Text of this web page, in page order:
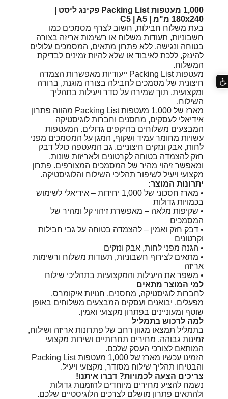
1,000 מעטפות Packing List פקינג ליסט |
180x240 מ"מ | C5 | A5
בעת משלוח חבילות, חשוב לצרף מסמכים כמו
חשבוניות, תעודות משלוח או רשימות אריזה בצורה
בטוחה ונגישה. ללא פתרון מתאים, המסמכים עלולים
להינזק, ללכת לאיבוד או שלא להיות זמינים לבדיקת
המשלוח.
מעטפות Packing List ייעודיות מאפשרות הצמדה
חיצונית של מסמכים לחבילה בצורה מוגנת, ברורה
ומקצועית, תוך שמירה על סדר ויעילות בתהליך
השילוח.
מארז של 1,000 מעטפות Packing List מהווה פתרון
אידיאלי לעסקים, מחסנים וחברות לוגיסטיקה
המבצעים משלוחים בהיקפים גדולים. המעטפות
עשויות מחומר עמיד ושקוף, המגן על המסמכים מפני
לחות, אבק ונזקים חיצוניים. גב המעטפה כולל דבק
חזק להצמדה בטוחה לקרטונים ולאריזות שונות,
ומאפשר זיהוי מהיר של המסמכים המצורפים. פתרון
מקצועי ויעיל לשיפור תהליכי השילוח והלוגיסטיקה.
יתרונות המוצר:
• מארז חסכוני של 1,000 יחידות – אידיאלי לשימוש
בכמויות גדולות
• שקיפות מלאה – מאפשרת זיהוי קל ומהיר של
המסמכים
• דבק חזק ואמין – להצמדה בטוחה על גבי חבילות
וקרטונים
• הגנה מפני לחות, אבק ונזקים
• מתאים לצירוף חשבוניות, תעודות משלוח ורשימות
אריזה
• משפר את היעילות והמקצועיות בתהליכי שילוח
למי המוצר מתאים
לחברות לוגיסטיקה, מחסנים, חנויות איקומרס,
מפעלים, יבואנים ועסקים המבצעים משלוחים באופן
שוטף ומעוניינים בפתרון מקצועי ואמין.
למה לרכוש בתמליל
בתמליל תמצאו מגוון רחב של פתרונות אריזה ושילוח,
זמינות גבוהה, מחירים תחרותיים ושירות מקצועי
המותאם לצורכי העסק שלכם.
הזמינו עכשיו מארז של 1,000 מעטפות Packing List
והבטיחו תהליך שילוח מסודר, מקצועי ויעיל.
צריכים הצעה לכמויות? דברו איתנו!
נשמח להציע מחירים מיוחדים להזמנות גדולות
ולהתאים פתרון מושלם לצרכים הלוגיסטיים שלכם.